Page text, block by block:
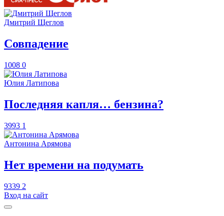
Дмитрий Щеглов
​Совпадение
1008 0
Юлия Латипова
​Последняя капля… бензина?
3993 1
Антонина Арямова
​Нет времени на подумать
9339 2
Вход на сайт